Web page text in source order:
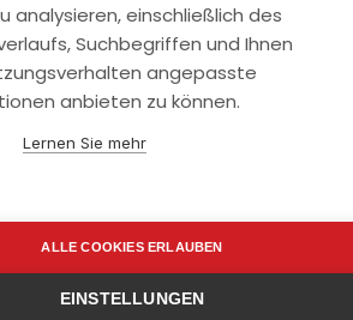
analysieren, einschließlich des
Suchbegriffen und Ihnen
angepasste
anbieten zu können.
Lernen Sie mehr
ALLE COOKIES ERLAUBEN
EINSTELLUNGEN